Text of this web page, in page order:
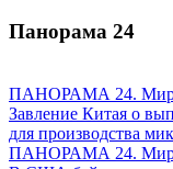
Панорама 24
ПАНОРАМА 24.
Завление Китая о
для производства
ПАНОРАМА 24.